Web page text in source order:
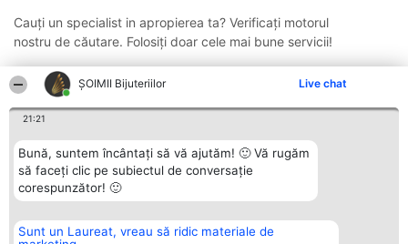
ŞOIMII Bijuteriilor Live chat
21:21
Bună, suntem încântați să vă ajutăm! 🙂 Vă rugăm
să faceți clic pe subiectul de conversație
corespunzător! 🙂
Sunt un Laureat, vreau să ridic materiale de
Cauți un specialist in apropierea ta? Verificați motorul
nostru de căutare. Folosiți doar cele mai bune servicii!
Organizator Ranking Plebiscyt Contact